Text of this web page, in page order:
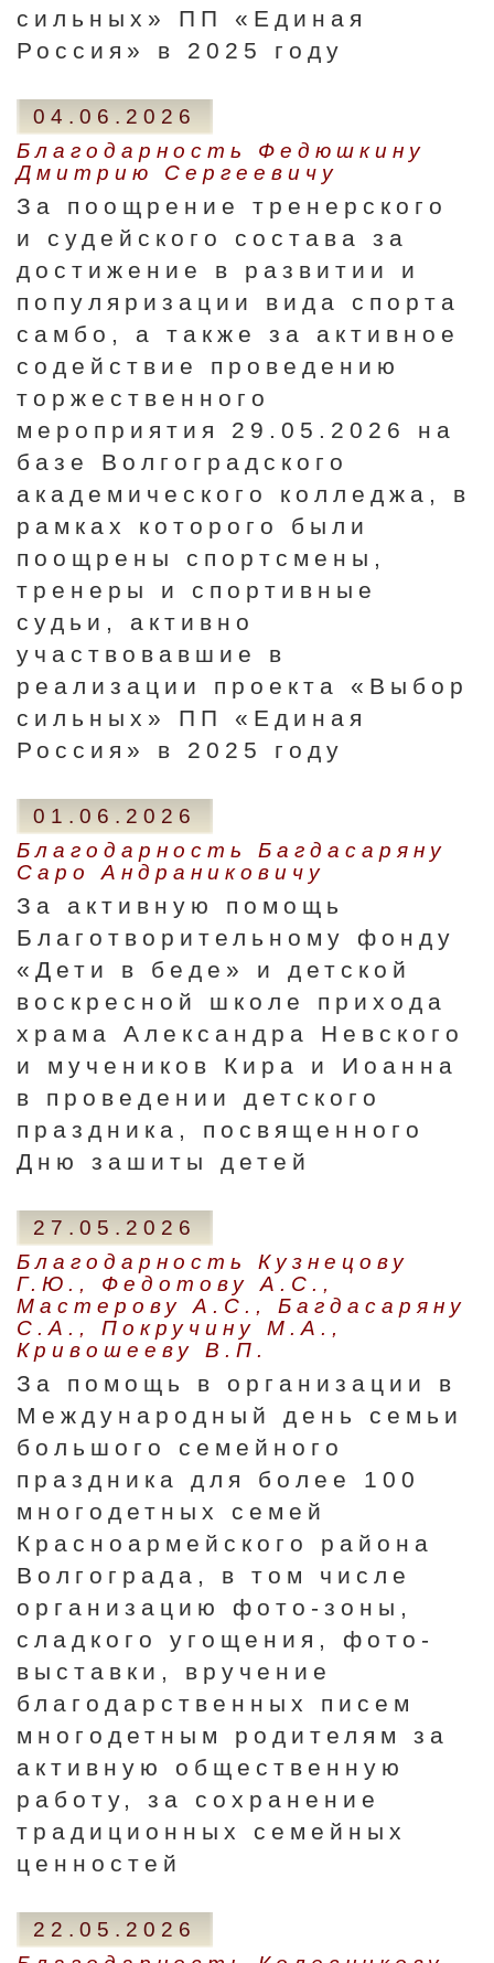
сильных» ПП «Единая
Россия» в 2025 году
04.06.2026
Благодарность Федюшкину
Дмитрию Сергеевичу
За поощрение тренерского
и судейского состава за
достижение в развитии и
популяризации вида спорта
самбо, а также за активное
содействие проведению
торжественного
мероприятия 29.05.2026 на
базе Волгоградского
академического колледжа, в
рамках которого были
поощрены спортсмены,
тренеры и спортивные
судьи, активно
участвовавшие в
реализации проекта «Выбор
сильных» ПП «Единая
Россия» в 2025 году
01.06.2026
Благодарность Багдасаряну
Саро Андраниковичу
За активную помощь
Благотворительному фонду
«Дети в беде» и детской
воскресной школе прихода
храма Александра Невского
и мучеников Кира и Иоанна
в проведении детского
праздника, посвященного
Дню зашиты детей
27.05.2026
Благодарность Кузнецову
Г.Ю., Федотову А.С.,
Мастерову А.С., Багдасаряну
С.А., Покручину М.А.,
Кривошееву В.П.
За помощь в организации в
Международный день семьи
большого семейного
праздника для более 100
многодетных семей
Красноармейского района
Волгограда, в том числе
организацию фото-зоны,
сладкого угощения, фото-
выставки, вручение
благодарственных писем
многодетным родителям за
активную общественную
работу, за сохранение
традиционных семейных
ценностей
22.05.2026